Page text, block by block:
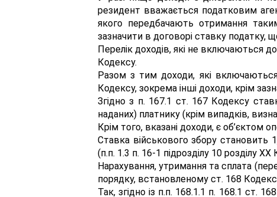
резидент вважається податковим
якого передбачають отримання
зазначити в договорі ставку податку,
Перелік доходів, які не включаються
Кодексу.
Разом з тим доходи, які включаються
Кодексу, зокрема інші доходи, крім
Згідно з п. 167.1 ст. 167 Кодексу
наданих) платнику (крім випадків,
Крім того, вказані доходи, є об’єктом
Ставка військового збору становить
(п.п. 1.3 п. 16-1 підрозділу 10 розділу XX
Нарахування, утримання та сплата
порядку, встановленому ст. 168
Так, згідно із п.п. 168.1.1 п. 168.1 ст.